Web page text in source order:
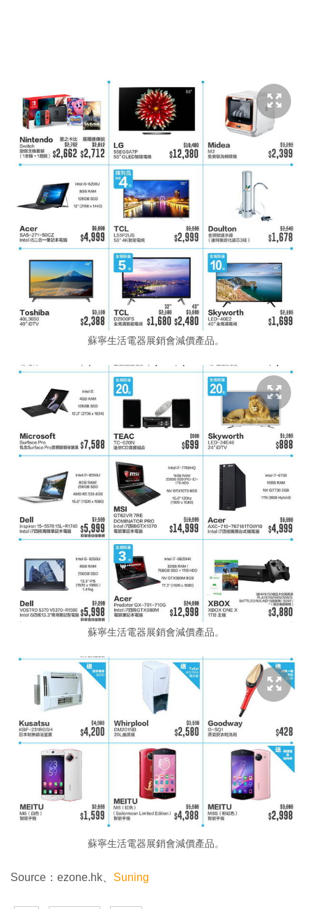
蘇寧生活電器展銷會減價產品。
蘇寧生活電器展銷會減價產品。
蘇寧生活電器展銷會減價產品。
Source：ezone.hk、 Suning